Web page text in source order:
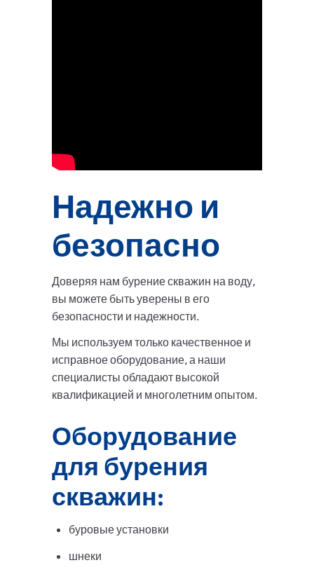
Надежно и
безопасно
Доверяя нам бурение скважин на воду,
вы можете быть уверены в его
безопасности и надежности.
Мы используем только качественное и
исправное оборудование, а наши
специалисты обладают высокой
квалификацией и многолетним опытом.
Оборудование
для бурения
скважин:
буровые установки
шнеки